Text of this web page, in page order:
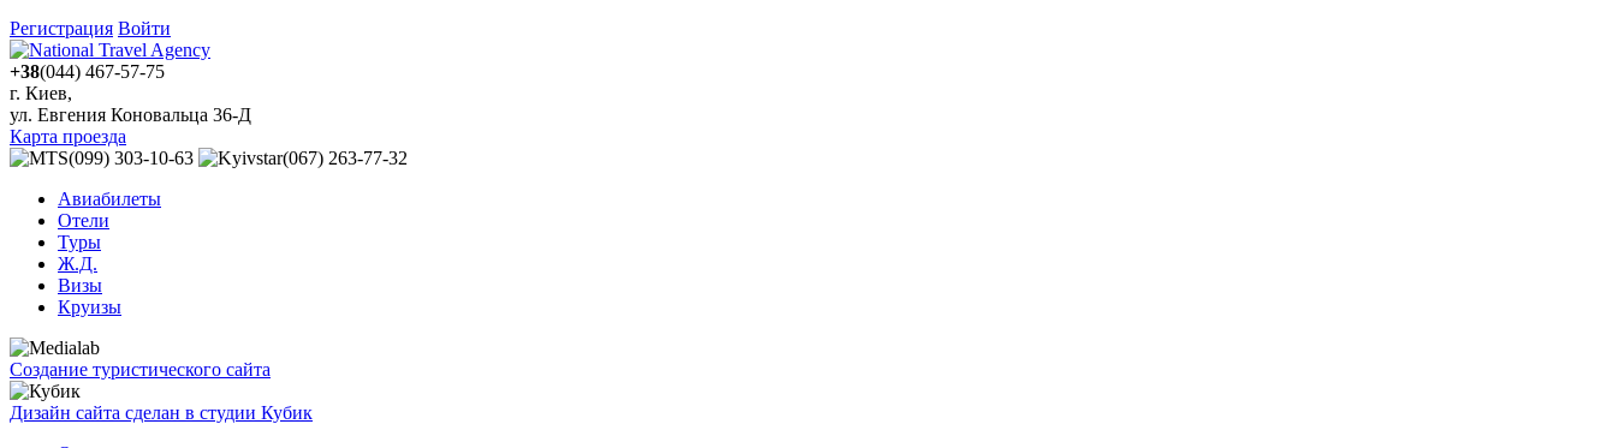
Регистрация Войти
+38(044) 467-57-75
г. Киев,
ул. Евгения Коновальца 36-Д
Карта проезда
(099) 303-10-63
(067) 263-77-32
Авиабилеты
Отели
Туры
Ж.Д.
Визы
Круизы
Создание туристического сайта
Дизайн сайта сделан в студии Кубик